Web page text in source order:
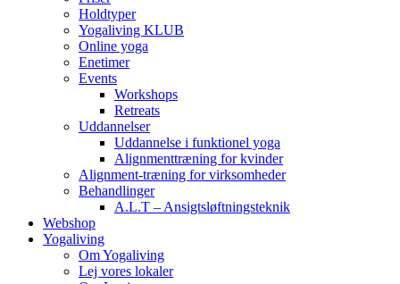
Holdtyper
Yogaliving KLUB
Online yoga
Enetimer
Events
Workshops
Retreats
Uddannelser
Uddannelse i funktionel yoga
Alignmenttræning for kvinder
Alignment-træning for virksomheder
Behandlinger
A.L.T – Ansigtsløftningsteknik
Webshop
Yogaliving
Om Yogaliving
Lej vores lokaler